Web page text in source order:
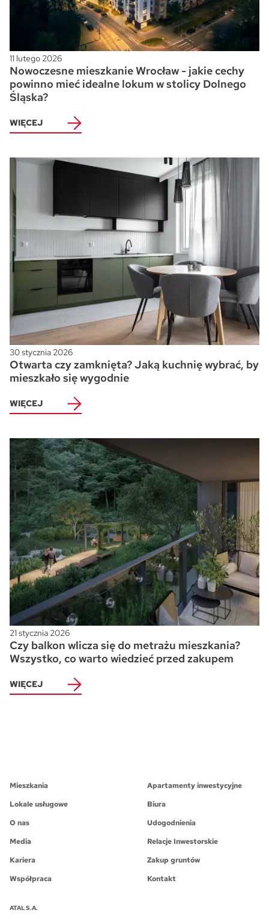
11 lutego 2026
Nowoczesne mieszkanie Wrocław - jakie cechy
powinno mieć idealne lokum w stolicy Dolnego
Śląska?
WIĘCEJ
30 stycznia 2026
Otwarta czy zamknięta? Jaką kuchnię wybrać, by
mieszkało się wygodnie
WIĘCEJ
21 stycznia 2026
Czy balkon wlicza się do metrażu mieszkania?
Wszystko, co warto wiedzieć przed zakupem
WIĘCEJ
Mieszkania
Apartamenty inwestycyjne
Lokale usługowe
Biura
O nas
Udogodnienia
Media
Relacje Inwestorskie
Kariera
Zakup gruntów
Współpraca
Kontakt
ATAL S.A.